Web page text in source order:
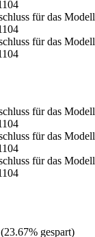
(23.67% gespart)